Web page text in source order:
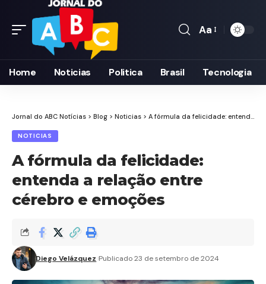
Font
Aa
Home Noticias Politica Brasil Tecnologia
Jornal do ABC Notícias > Blog > Noticias > A fórmula da felicidade: entenda a relação entre cérebro e emoções
NOTICIAS
A fórmula da felicidade:
entenda a relação entre
cérebro e emoções
Diego Velázquez Publicado 23 de setembro de 2024